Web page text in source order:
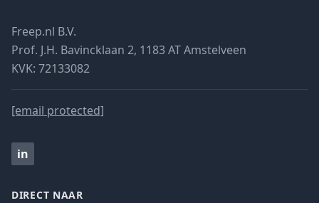
Freep.nl B.V.
Prof. J.H. Bavincklaan 2, 1183 AT Amstelveen
KVK: 72133082
[email protected]
in
DIRECT NAAR